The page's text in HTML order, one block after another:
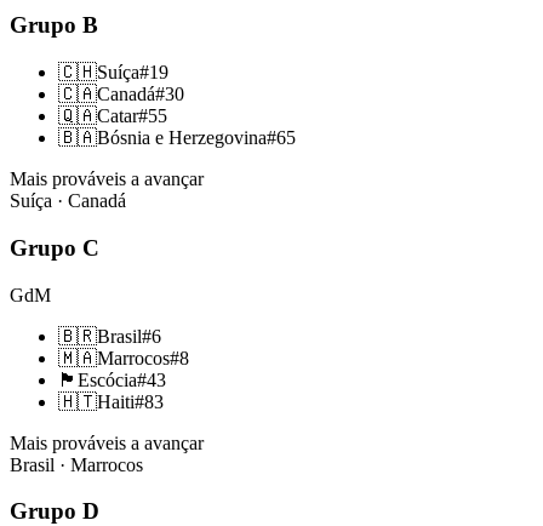
Grupo B
🇨🇭Suíça#19
🇨🇦Canadá#30
🇶🇦Catar#55
🇧🇦Bósnia e Herzegovina#65
Mais prováveis a avançar
Suíça · Canadá
Grupo C
GdM
🇧🇷Brasil#6
🇲🇦Marrocos#8
🏴󠁧󠁢󠁳󠁣󠁴󠁿 Escócia#43
🇭🇹Haiti#83
Mais prováveis a avançar
Brasil · Marrocos
Grupo D